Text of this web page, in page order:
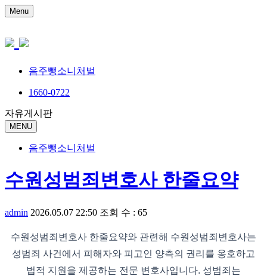
Menu
음주뺑소니처벌
1660-0722
자유게시판
MENU
음주뺑소니처벌
수원성범죄변호사 한줄요약
admin 2026.05.07 22:50 조회 수 : 65
수원성범죄변호사 한줄요약와 관련해 수원성범죄변호사는
성범죄 사건에서 피해자와 피고인 양측의 권리를 옹호하고
법적 지원을 제공하는 전문 변호사입니다. 성범죄는